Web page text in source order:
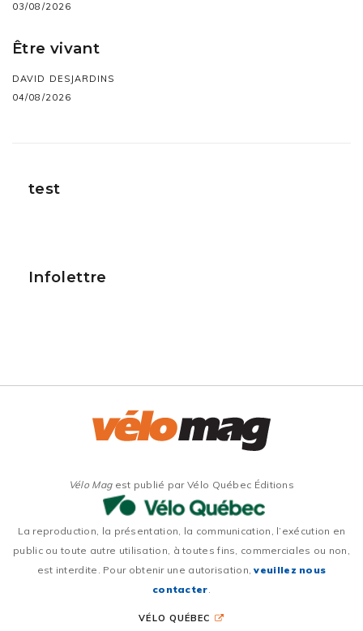
03/08/2026
Être vivant
DAVID DESJARDINS
04/08/2026
test
Infolettre
Vélo Magest publié par Vélo Québec Éditions
La reproduction, la présentation, la communication, l’exécution en
public ou toute autre utilisation, à toutes fins, commerciales ou non,
est interdite. Pour obtenir une autorisation,veuillez nous
contacter.
VÉLO QUÉBEC